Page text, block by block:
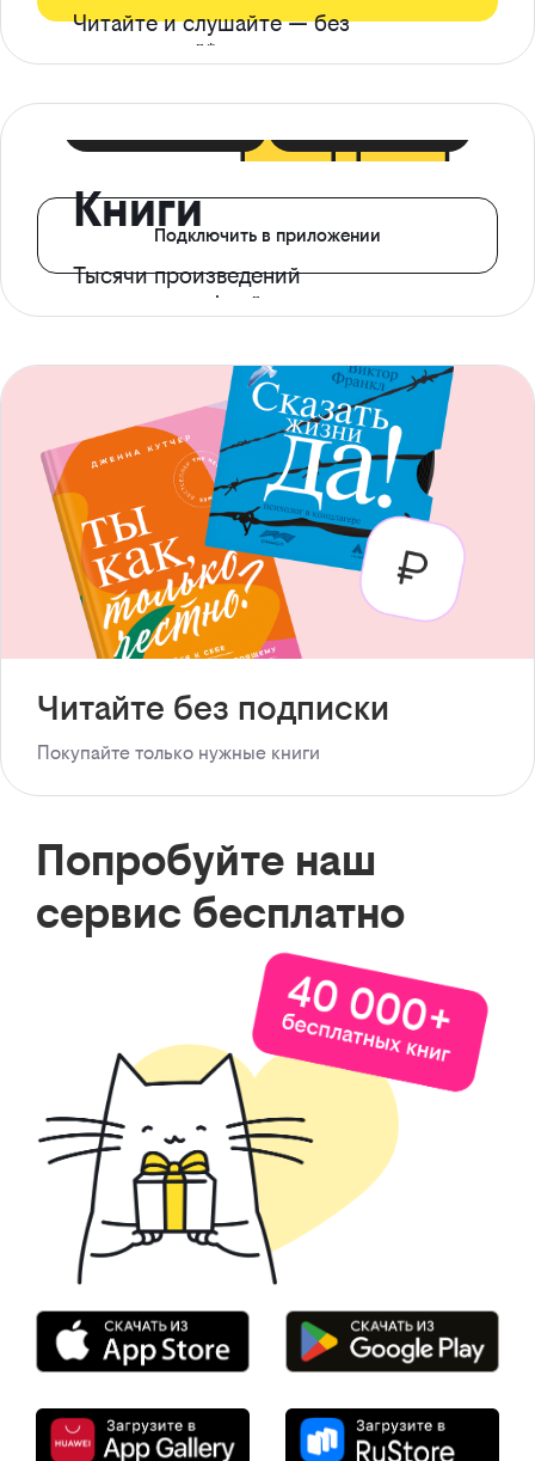
Читайте и слушайте — без
ограничений*
Книги
Тысячи произведений
с доступом офлайн
Подключить в приложении
Читайте без подписки
Покупайте только нужные книги
Попробуйте наш
сервис бесплатно